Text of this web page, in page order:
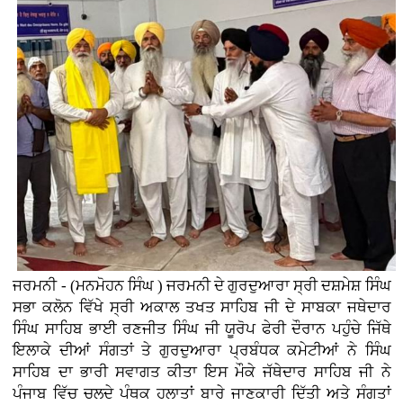
ਜਰਮਨੀ - (ਮਨਮੋਹਨ ਸਿੰਘ ) ਜਰਮਨੀ ਦੇ ਗੁਰਦੁਆਰਾ ਸ੍ਰੀ ਦਸ਼ਮੇਸ਼ ਸਿੰਘ
ਸਭਾ ਕਲੋਨ ਵਿੱਖੇ ਸ੍ਰੀ ਅਕਾਲ ਤਖਤ ਸਾਹਿਬ ਜੀ ਦੇ ਸਾਬਕਾ ਜਥੇਦਾਰ
ਸਿੰਘ ਸਾਹਿਬ ਭਾਈ ਰਣਜੀਤ ਸਿੰਘ ਜੀ ਯੂਰੋਪ ਫੇਰੀ ਦੌਰਾਨ ਪਹੁੰਚੇ ਜਿੱਥੇ
ਇਲਾਕੇ ਦੀਆਂ ਸੰਗਤਾਂ ਤੇ ਗੁਰਦੁਆਰਾ ਪ੍ਰਬੰਧਕ ਕਮੇਟੀਆਂ ਨੇ ਸਿੰਘ
ਸਾਹਿਬ ਦਾ ਭਾਰੀ ਸਵਾਗਤ ਕੀਤਾ ਇਸ ਮੌਕੇ ਜੱਥੇਦਾਰ ਸਾਹਿਬ ਜੀ ਨੇ
ਪੰਜਾਬ ਵਿੱਚ ਚਲਦੇ ਪੰਥਕ ਹਲਾਤਾਂ ਬਾਰੇ ਜਾਣਕਾਰੀ ਦਿੱਤੀ ਅਤੇ ਸੰਗਤਾਂ